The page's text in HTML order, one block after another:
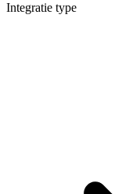
Integratie type